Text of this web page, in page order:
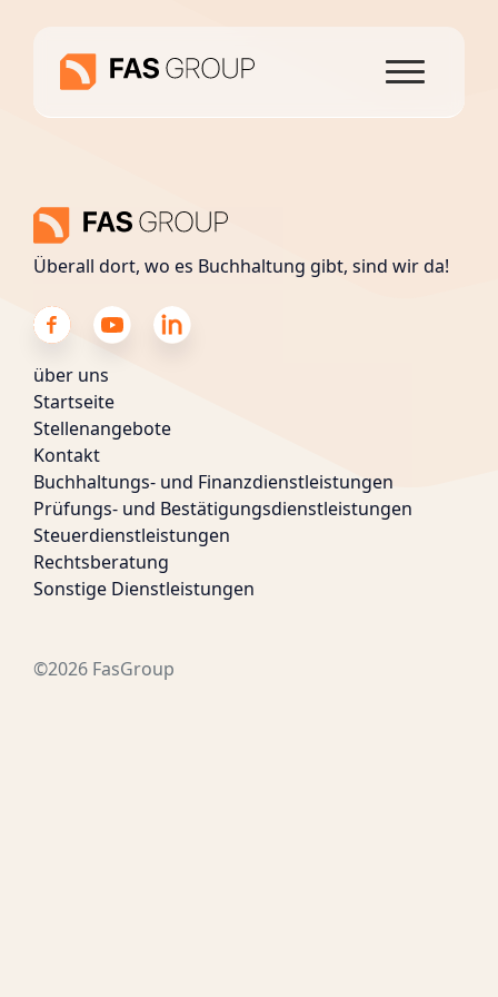
Überall dort, wo es Buchhaltung gibt, sind wir da!
über uns
Startseite
Stellenangebote
Kontakt
Buchhaltungs- und Finanzdienstleistungen
Prüfungs- und Bestätigungsdienstleistungen
Steuerdienstleistungen
Rechtsberatung
Sonstige Dienstleistungen
©2026 FasGroup